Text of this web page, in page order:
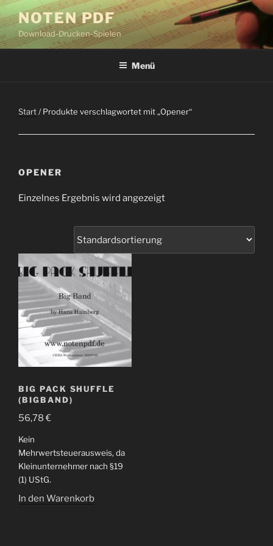
Zum
Inhalt
springen
NOTEN PDF
Download-Drucken-Spielen
Menü
Start/ Produkte verschlagwortet mit „Opener“
OPENER
Einzelnes Ergebnis wird angezeigt
BIG PACK SHUFFLE
(BIGBAND)
56,78€
Kein
Mehrwertsteuerausweis, da
Kleinunternehmer nach §19
(1) UStG.
In den Warenkorb